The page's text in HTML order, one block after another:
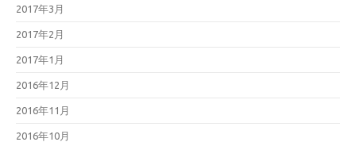
2017年3月
2017年2月
2017年1月
2016年12月
2016年11月
2016年10月